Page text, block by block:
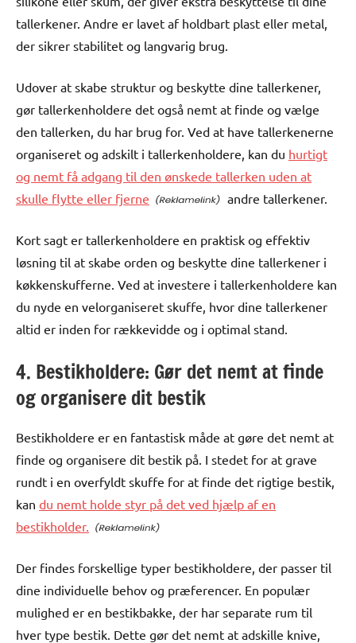
tallerkener. Andre er lavet af holdbart plast eller metal,
der sikrer stabilitet og langvarig brug.
Udover at skabe struktur og beskytte dine tallerkener,
gør tallerkenholdere det også nemt at finde og vælge
den tallerken, du har brug for. Ved at have tallerkenerne
organiseret og adskilt i tallerkenholdere, kan du hurtigt
og nemt få adgang til den ønskede tallerken uden at
skulle flytte eller fjerne
andre tallerkener.
Kort sagt er tallerkenholdere en praktisk og effektiv
løsning til at skabe orden og beskytte dine tallerkener i
køkkenskufferne. Ved at investere i tallerkenholdere kan
du nyde en velorganiseret skuffe, hvor dine tallerkener
altid er inden for rækkevidde og i optimal stand.
4. Bestikholdere: Gør det nemt at finde
og organisere dit bestik
Bestikholdere er en fantastisk måde at gøre det nemt at
finde og organisere dit bestik på. I stedet for at grave
rundt i en overfyldt skuffe for at finde det rigtige bestik,
kan du nemt holde styr på det ved hjælp af en
bestikholder.
Der findes forskellige typer bestikholdere, der passer til
dine individuelle behov og præferencer. En populær
mulighed er en bestikbakke, der har separate rum til
hver type bestik. Dette gør det nemt at adskille knive,